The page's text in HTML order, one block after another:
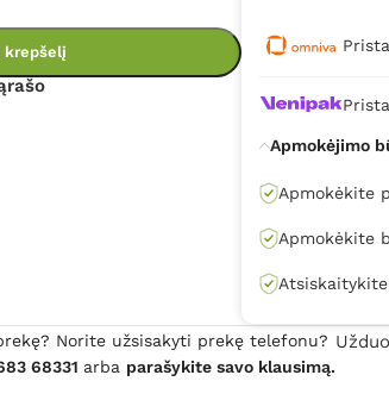
krepšelį
Apmokėjimo
Apmokėkite
Apmokėkite
Norite užsisakyti prekę telefonu?
68331 arba parašykite savo klausimą.